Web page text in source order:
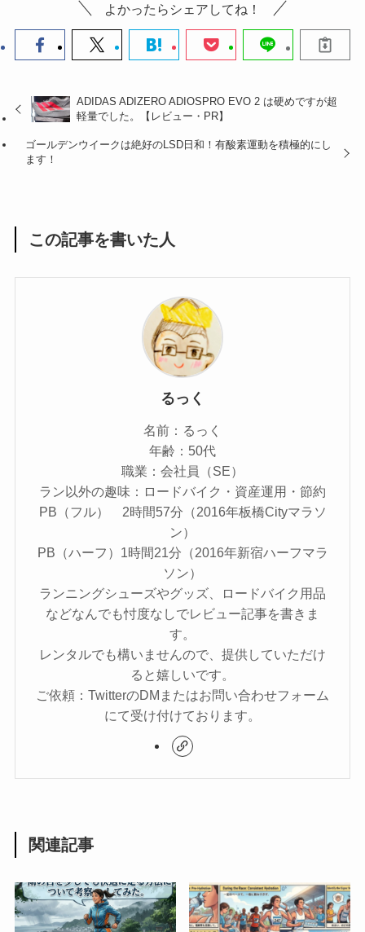
よかったらシェアしてね！
ADIDAS ADIZERO ADIOSPRO EVO 2 は硬めですが超
軽量でした。【レビュー・PR】
ゴールデンウイークは絶好のLSD日和！有酸素運動を積極的にし
ます！
この記事を書いた人
るっく
名前：るっく
年齢：50代
職業：会社員（SE）
ラン以外の趣味：ロードバイク・資産運用・節約
PB（フル） 2時間57分（2016年板橋Cityマラソ
ン）
PB（ハーフ）1時間21分（2016年新宿ハーフマラ
ソン）
ランニングシューズやグッズ、ロードバイク用品
などなんでも忖度なしでレビュー記事を書きま
す。
レンタルでも構いませんので、提供していただけ
ると嬉しいです。
ご依頼：TwitterのDMまたはお問い合わせフォーム
にて受け付けております。
関連記事